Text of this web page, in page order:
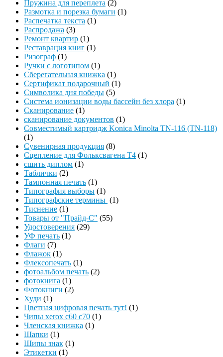
Пружина для переплета (2)
Размотка и порезка бумаги (1)
Распечатка текста (1)
Распродажа (3)
Ремонт квартир (1)
Реставрация книг (1)
Ризограф (1)
Ручки с логотипом (1)
Сберегательная книжка (1)
Сертификат подарочный (1)
Символика дня победы (5)
Система ионизации воды бассейн без хлора (1)
Сканирование (1)
сканирование документов (1)
Совместимый картридж Konica Minolta TN-116 (TN-118)
(1)
Сувенирная продукция (8)
Сцепление для Фольксвагена Т4 (1)
сшить диплом (1)
Таблички (2)
Тампонная печать (1)
Типография выборы (1)
Типографские термины (1)
Тиснение (1)
Товары от "Прайд-С" (55)
Удостоверения (29)
УФ печать (1)
Флаги (7)
Флажок (1)
Флексопечать (1)
фотоальбом печать (2)
фотокнига (1)
Фотокниги (2)
Худи (1)
Цветная цифровая печать тут! (1)
Чипы xerox c60 c70 (1)
Членская книжка (1)
Шапки (1)
Шипы знак (1)
Этикетки (1)